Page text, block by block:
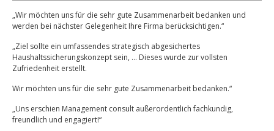
„Wir möchten uns für die sehr gute Zusammenarbeit bedanken und
werden bei nächster Gelegenheit Ihre Firma berücksichtigen.“
„Ziel sollte ein umfassendes strategisch abgesichertes
Haushaltssicherungskonzept sein, … Dieses wurde zur vollsten
Zufriedenheit erstellt.
Wir möchten uns für die sehr gute Zusammenarbeit bedanken.“
„Uns erschien Management consult außerordentlich fachkundig,
freundlich und engagiert!“